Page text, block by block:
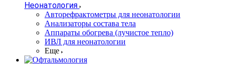
Неонатология
Авторефрактометры для неонатологии
Анализаторы состава тела
Аппараты обогрева (лучистое тепло)
ИВЛ для неонатологии
Еще